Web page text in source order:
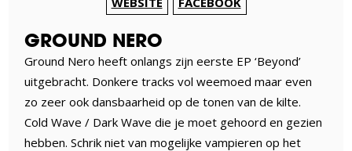
GROUND NERO
Ground Nero heeft onlangs zijn eerste EP ‘Beyond’
uitgebracht. Donkere tracks vol weemoed maar even
zo zeer ook dansbaarheid op de tonen van de kilte.
Cold Wave / Dark Wave die je moet gehoord en gezien
hebben. Schrik niet van mogelijke vampieren op het